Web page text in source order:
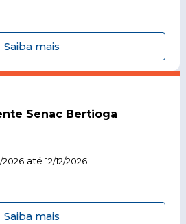
Saiba mais
Senac Bertioga
2026 até12/12/2026
Saiba mais